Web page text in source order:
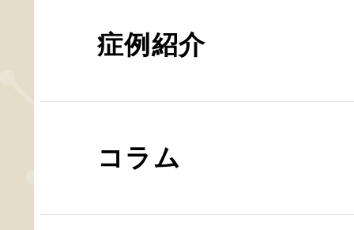
症例紹介
コラム